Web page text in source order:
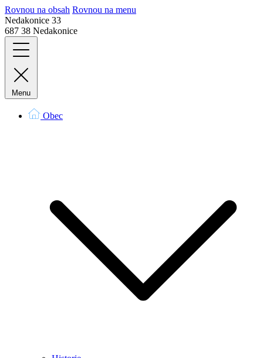
Rovnou na obsah Rovnou na menu
Nedakonice 33
687 38 Nedakonice
Menu
Obec